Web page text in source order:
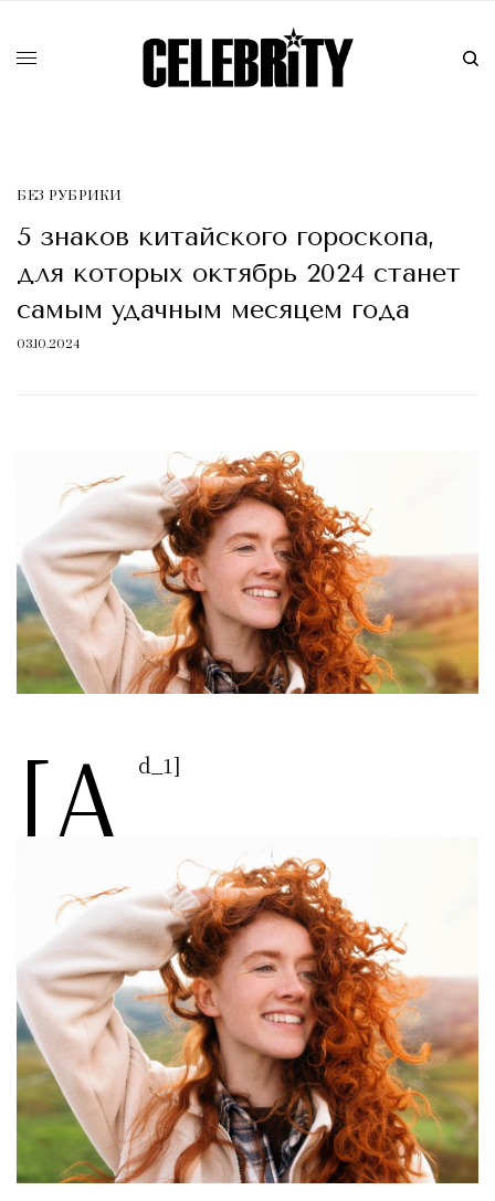
БЕЗ РУБРИКИ
5 знаков китайского гороскопа,
для которых октябрь 2024 станет
самым удачным месяцем года
03.10.2024
[a d_1]